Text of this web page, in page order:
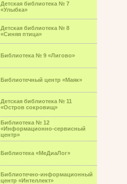
Детская библиотека № 7
«Улыбка»
Детская библиотека № 8
«Синяя птица»
Библиотека № 9 «Лигово»
Библиотечный центр «Маяк»
Детская библиотека № 11
«Остров сокровищ»
Библиотека № 12
«Информационно-сервисный
центр»
Библиотека «МеДиаЛог»
Библиотечно-информационный
центр «Интеллект»